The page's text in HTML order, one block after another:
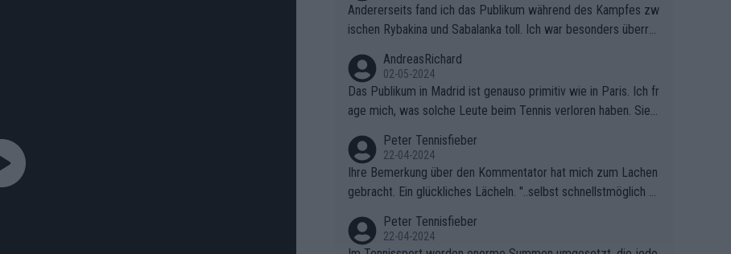
Andererseits fand ich das Publikum während des Kampfes zw
ischen Rybakina und Sabalanka toll. Ich war besonders überras
AndreasRichard
02-05-2024
Das Publikum in Madrid ist genauso primitiv wie in Paris. Ich fr
age mich, was solche Leute beim Tennis verloren haben. Sie s
ben.
Peter Tennisfieber
22-04-2024
Ihre Bemerkung über den Kommentator hat mich zum Lachen
gebracht. Ein glückliches Lächeln. "..selbst schnellstmöglich na
Peter Tennisfieber
22-04-2024